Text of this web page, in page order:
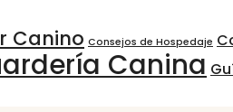
Canino Consejos de Hospedaje
Canina